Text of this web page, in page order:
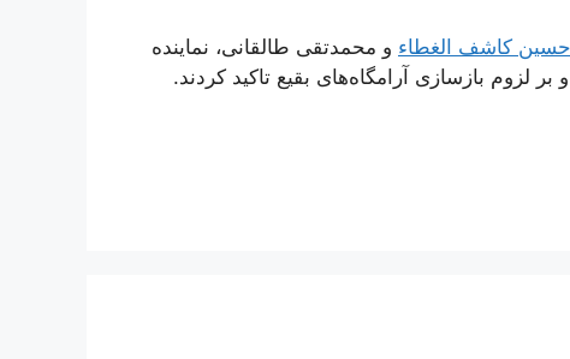
کاشف الغطاء و محمدتقی طالقانی، نماینده
لزوم بازسازی آرامگاه‌های بقیع تاکید کردند.